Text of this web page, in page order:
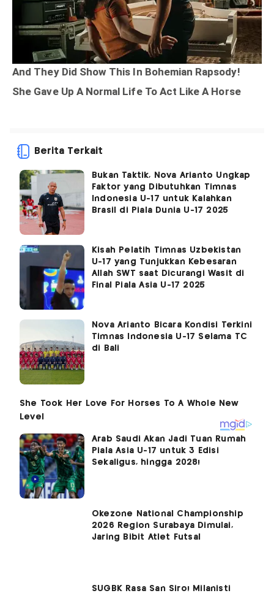
Berita Terkait
Bukan Taktik, Nova Arianto Ungkap
Faktor yang Dibutuhkan Timnas
Indonesia U-17 untuk Kalahkan
Brasil di Piala Dunia U-17 2025
Kisah Pelatih Timnas Uzbekistan
U-17 yang Tunjukkan Kebesaran
Allah SWT saat Dicurangi Wasit di
Final Piala Asia U-17 2025
Nova Arianto Bicara Kondisi Terkini
Timnas Indonesia U-17 Selama TC
di Bali
Arab Saudi Akan Jadi Tuan Rumah
Piala Asia U-17 untuk 3 Edisi
Sekaligus, hingga 2028!
Okezone National Championship
2026 Region Surabaya Dimulai,
Jaring Bibit Atlet Futsal
SUGBK Rasa San Siro! Milanisti